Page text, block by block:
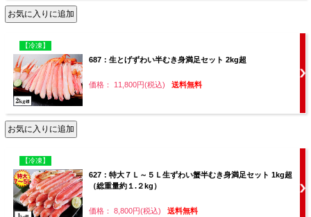
【冷凍】
687：生とげずわい半むき身満足セット 2kg超
価格： 11,800円(税込) 送料無料
【冷凍】
627：特大７Ｌ～５Ｌ生ずわい蟹半むき身満足セット 1kg超
（総重量約１.２kg）
価格： 8,800円(税込) 送料無料